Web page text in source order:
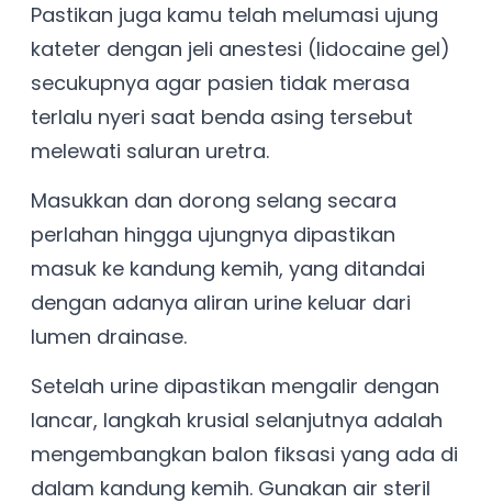
Pastikan juga kamu telah melumasi ujung
kateter dengan jeli anestesi (lidocaine gel)
secukupnya agar pasien tidak merasa
terlalu nyeri saat benda asing tersebut
melewati saluran uretra.
Masukkan dan dorong selang secara
perlahan hingga ujungnya dipastikan
masuk ke kandung kemih, yang ditandai
dengan adanya aliran urine keluar dari
lumen drainase.
Setelah urine dipastikan mengalir dengan
lancar, langkah krusial selanjutnya adalah
mengembangkan balon fiksasi yang ada di
dalam kandung kemih. Gunakan air steril